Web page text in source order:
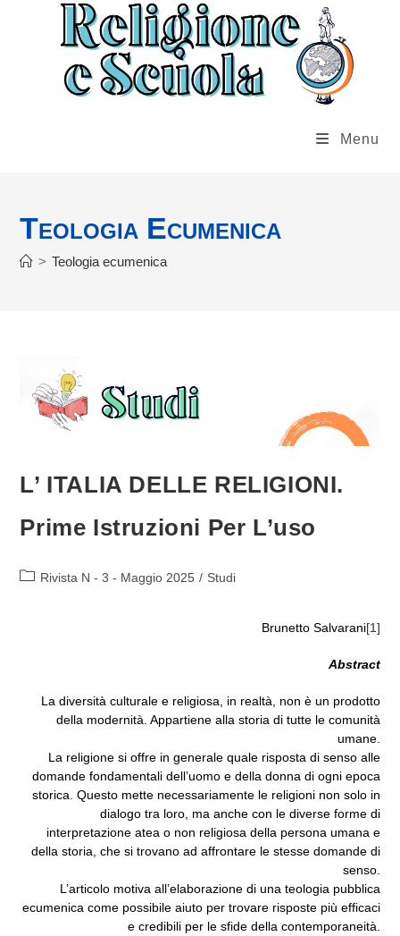
Menu
Teologia Ecumenica
> Teologia ecumenica
L’ ITALIA DELLE RELIGIONI.
Prime Istruzioni Per L’uso
Categoria
Rivista N - 3 - Maggio 2025 / Studi
Brunetto Salvarani[1]
Abstract
La diversità culturale e religiosa, in realtà, non è un prodotto
della modernità. Appartiene alla storia di tutte le comunità
umane.
La religione si offre in generale quale risposta di senso alle
domande fondamentali dell’uomo e della donna di ogni epoca
storica. Questo mette necessariamente le religioni non solo in
dialogo tra loro, ma anche con le diverse forme di
interpretazione atea o non religiosa della persona umana e
della storia, che si trovano ad affrontare le stesse domande di
senso.
L’articolo motiva all’elaborazione di una teologia pubblica
ecumenica come possibile aiuto per trovare risposte più efficaci
e credibili per le sfide della contemporaneità.